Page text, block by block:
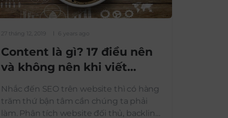
27 tháng 12, 2019 6 years ago
Content là gì? 17 điều nên
và không nên khi viết
content
Nhắc đến SEO trên website thì có hàng
trăm thứ bận tâm cần chúng ta phải
làm. Phân tích website đối thủ, backlink,